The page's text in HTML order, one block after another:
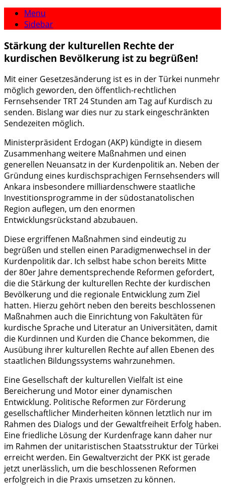
Menu
Sidebar
Stärkung der kulturellen Rechte der
kurdischen Bevölkerung ist zu begrüßen!
Mit einer Gesetzesänderung ist es in der Türkei nunmehr
möglich geworden, den öffentlich-rechtlichen
Fernsehsender TRT 24 Stunden am Tag auf Kurdisch zu
senden. Bislang war dies nur zu stark eingeschränkten
Sendezeiten möglich.
Ministerpräsident Erdogan (AKP) kündigte in diesem
Zusammenhang weitere Maßnahmen und einen
generellen Neuansatz in der Kurdenpolitik an. Neben der
Gründung eines kurdischsprachigen Fernsehsenders will
Ankara insbesondere milliardenschwere staatliche
Investitionsprogramme in der südostanatolischen
Region auflegen, um den enormen
Entwicklungsrückstand abzubauen.
Diese ergriffenen Maßnahmen sind eindeutig zu
begrüßen und stellen einen Paradigmenwechsel in der
Kurdenpolitik dar. Ich selbst habe schon bereits Mitte
der 80er Jahre dementsprechende Reformen gefordert,
die die Stärkung der kulturellen Rechte der kurdischen
Bevölkerung und die regionale Entwicklung zum Ziel
hatten. Hierzu gehört neben den bereits beschlossenen
Maßnahmen auch die Einrichtung von Fakultäten für
kurdische Sprache und Literatur an Universitäten, damit
die Kurdinnen und Kurden die Chance bekommen, die
Ausübung ihrer kulturellen Rechte auf allen Ebenen des
staatlichen Bildungssystems wahrzunehmen.
Eine Gesellschaft der kulturellen Vielfalt ist eine
Bereicherung und Motor einer dynamischen
Entwicklung. Politische Reformen zur Förderung
gesellschaftlicher Minderheiten können letztlich nur im
Rahmen des Dialogs und der Gewaltfreiheit Erfolg haben.
Eine friedliche Lösung der Kurdenfrage kann daher nur
im Rahmen der unitaristischen Staatsstruktur der Türkei
erreicht werden. Ein Gewaltverzicht der PKK ist gerade
jetzt unerlässlich, um die beschlossenen Reformen
erfolgreich in die Praxis umsetzen zu können.